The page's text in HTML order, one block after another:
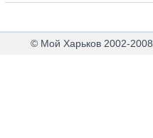
© Мой Харьков 2002-2008